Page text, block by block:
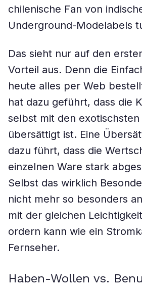
chilenische Fan von
Underground-Modelabels
Das sieht nur auf den
Vorteil aus. Denn die
heute alles per Web
hat dazu geführt, dass die
selbst mit den exotischsten
übersättigt ist. Eine
dazu führt, dass die
einzelnen Ware stark
Selbst das wirklich
nicht mehr so besonders
mit der gleichen
ordern kann wie ein
Fernseher.
Haben-Wollen vs.